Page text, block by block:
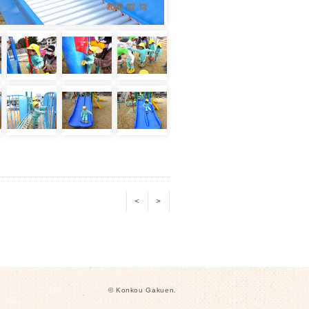
< >
© Konkou Gakuen.